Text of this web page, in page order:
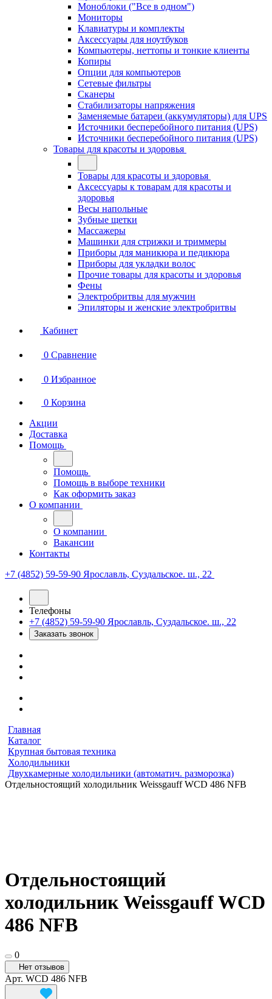
Моноблоки ("Все в одном")
Мониторы
Клавиатуры и комплекты
Аксессуары для ноутбуков
Компьютеры, неттопы и тонкие клиенты
Копиры
Опции для компьютеров
Сетевые фильтры
Сканеры
Стабилизаторы напряжения
Заменяемые батареи (аккумуляторы) для UPS
Источники бесперебойного питания (UPS)
Источники бесперебойного питания (UPS)
Товары для красоты и здоровья
Товары для красоты и здоровья
Аксессуары к товарам для красоты и
здоровья
Весы напольные
Зубные щетки
Массажеры
Машинки для стрижки и триммеры
Приборы для маникюра и педикюра
Приборы для укладки волос
Прочие товары для красоты и здоровья
Фены
Электробритвы для мужчин
Эпиляторы и женские электробритвы
Кабинет
0 Сравнение
0 Избранное
0 Корзина
Акции
Доставка
Помощь
Помощь
Помощь в выборе техники
Как оформить заказ
О компании
О компании
Вакансии
Контакты
+7 (4852) 59-59-90 Ярославль, Суздальское. ш., 22
Телефоны
+7 (4852) 59-59-90 Ярославль, Суздальское. ш., 22
Заказать звонок
Главная
Каталог
Крупная бытовая техника
Холодильники
Двухкамерные холодильники (автоматич. разморозка)
Отдельностоящий холодильник Weissgauff WCD 486 NFB
Отдельностоящий
холодильник Weissgauff WCD
486 NFB
0
Нет отзывов
Арт. WCD 486 NFB